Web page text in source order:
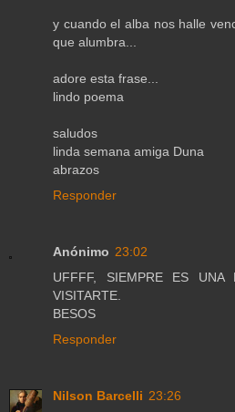
y cuando el alba nos halle
que alumbra...
adore esta frase...
lindo poema
saludos
linda semana amiga Duna
abrazos
Responder
Anónimo 23:02
UFFFF, SIEMPRE ES UNA
VISITARTE.
BESOS
Responder
Nilson Barcelli 23:26